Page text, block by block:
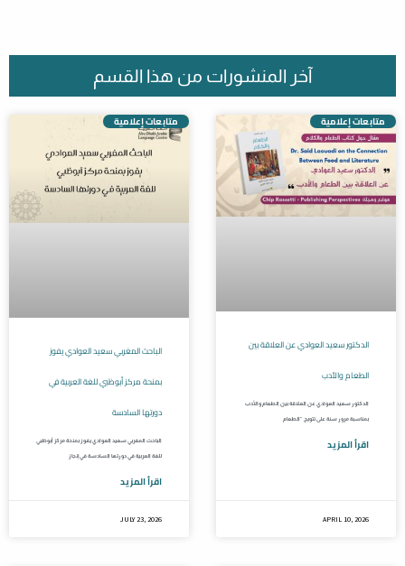
آخر المنشورات من هذا القسم
متابعات إعلامية
الباحث المغربي سعيد العوادي يفوز
بمنحة مركز أبوظبي للغة العربية في
دورتها السادسة
الباحث المغربي سعيد العوادي يفوز بمنحة مركز أبوظبي
للغة العربية في دورتها السادسة في إنجاز
اقرأ المزيد
JULY 23, 2026
متابعات إعلامية
الدكتور سعيد العوادي عن العلاقة بين
الطعام والأدب
الدكتور سعيد العوادي عن العلاقة بين الطعام والأدب
بمناسبة مرور سنة على تتويج “الطعام
اقرأ المزيد
APRIL 10, 2026